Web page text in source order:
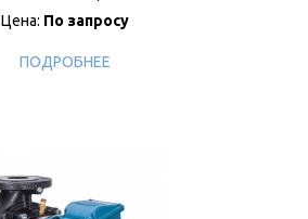
Цена: По запросу
ПОДРОБНЕЕ